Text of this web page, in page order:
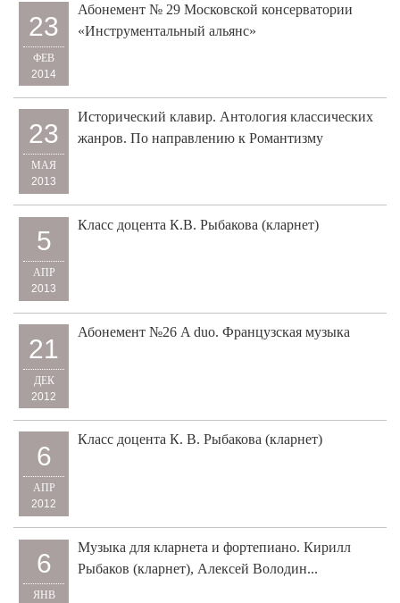
23
ФЕВ
2014
Абонемент № 29 Московской консерватории
«Инструментальный альянс»
23
МАЯ
2013
Исторический клавир. Антология классических
жанров. По направлению к Романтизму
5
АПР
2013
Класс доцента К.В. Рыбакова (кларнет)
21
ДЕК
2012
Абонемент №26 A duo. Французская музыка
6
АПР
2012
Класс доцента К. В. Рыбакова (кларнет)
6
ЯНВ
Музыка для кларнета и фортепиано. Кирилл
Рыбаков (кларнет), Алексей Володин...